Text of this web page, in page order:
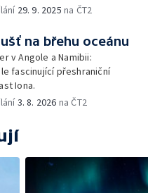
29. 9. 2025 na ČT2
na břehu oceánu
v Angole a Namibii:
fascinující přeshraniční
Iona.
3. 8. 2026 na ČT2